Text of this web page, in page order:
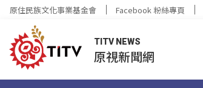
原住民族文化事業基金會 Facebook 粉絲專頁
TITV NEWS
原視新聞網